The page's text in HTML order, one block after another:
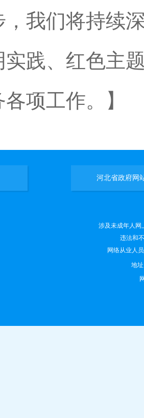
，我们将持续
实践、红色主
各项工作。】
河北省政府网
涉及未成年人网
违法和
网络从业人
地